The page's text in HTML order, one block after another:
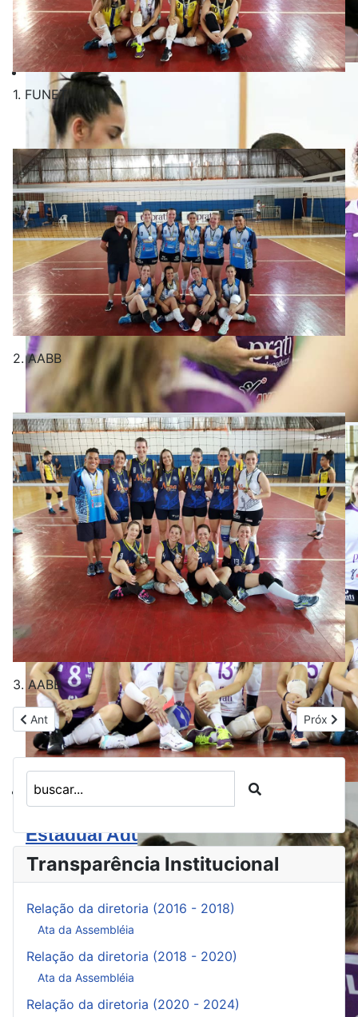
Toledo joga por vaga na decisão do Estadual Sub-19
BrOnline: Equipe vai enfrentar
17, em Marechal Cândido Rondon
Equipe venceu três dos quatro jogos
BrOnline: Vôlei feminino de Toledo
semifinal do Estadual Sub-19
Contra Marechal Cândido Rondon
BrOnline: Vôlei feminino de Toledo
Estadual Adulto
1. FUNET
2. AABB
3. AABB
Previous article: Paralisação das competições
Ant Next
Próx
Transparência Institucional
Relação da diretoria (2016 - 2018)
Ata da Assembléia
Relação da diretoria (2018 - 2020)
Ata da Assembléia
Relação da diretoria (2020 - 2024)